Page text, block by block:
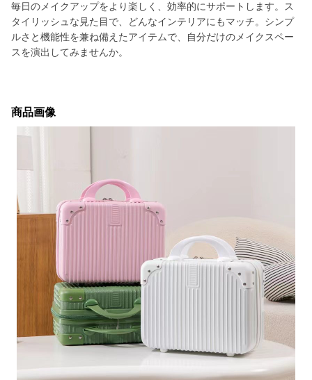
毎日のメイクアップをより楽しく、効率的にサポートします。ス
タイリッシュな見た目で、どんなインテリアにもマッチ。シンプ
ルさと機能性を兼ね備えたアイテムで、自分だけのメイクスペー
スを演出してみませんか。
商品画像